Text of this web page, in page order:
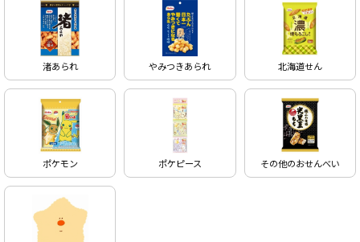
渚あられ やみつきあられ 北海道せん
ポケモン ポケピース その他のおせんべい